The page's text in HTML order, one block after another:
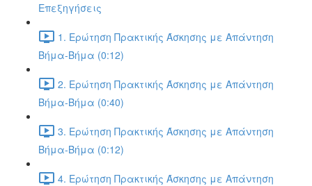
Επεξηγήσεις
1. Ερώτηση Πρακτικής Άσκησης με Απάντηση
Βήμα-Βήμα (0:12)
2. Ερώτηση Πρακτικής Άσκησης με Απάντηση
Βήμα-Βήμα (0:40)
3. Ερώτηση Πρακτικής Άσκησης με Απάντηση
Βήμα-Βήμα (0:12)
4. Ερώτηση Πρακτικής Άσκησης με Απάντηση